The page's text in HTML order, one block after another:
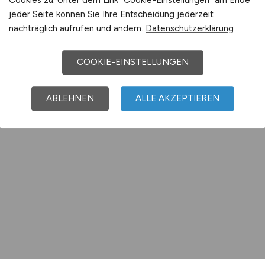
jeder Seite können Sie Ihre Entscheidung jederzeit
nachträglich aufrufen und ändern. Datenschutzerklärung
COOKIE-EINSTELLUNGEN
ABLEHNEN ALLE AKZEPTIEREN